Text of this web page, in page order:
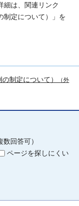
細は、関連リンク
制定について）」を
制定について）
（外
回答可）
ページを探しにくい